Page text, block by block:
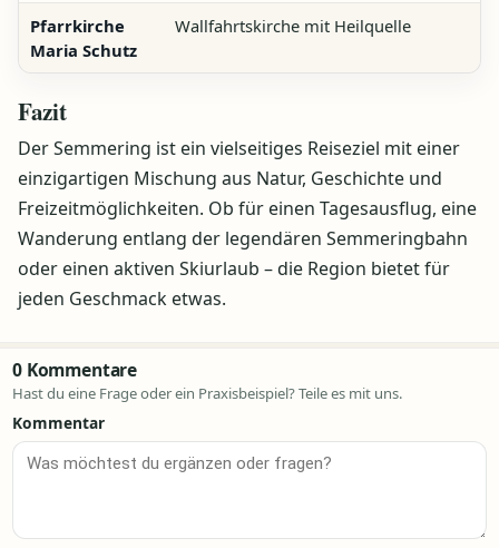
Pfarrkirche
Maria Schutz
Wallfahrtskirche mit Heilquelle
Fazit
Der Semmering ist ein vielseitiges Reiseziel mit einer
einzigartigen Mischung aus Natur, Geschichte und
Freizeitmöglichkeiten. Ob für einen Tagesausflug, eine
Wanderung entlang der legendären Semmeringbahn
oder einen aktiven Skiurlaub – die Region bietet für
jeden Geschmack etwas.
0 Kommentare
Hast du eine Frage oder ein Praxisbeispiel? Teile es mit uns.
Kommentar